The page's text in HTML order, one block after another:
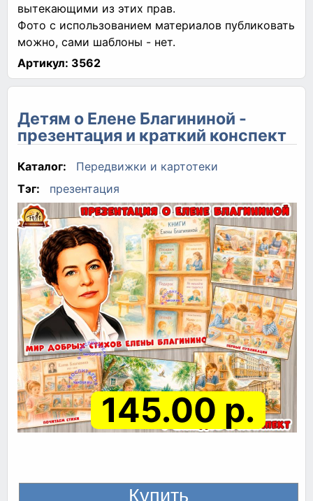
вытекающими из этих прав.
Фото с использованием материалов публиковать
можно, сами шаблоны - нет.
Артикул: 3562
Детям о Елене Благининой -
презентация и краткий конспект
Каталог:
Передвижки и картотеки
Тэг:
презентация
145.00 р.